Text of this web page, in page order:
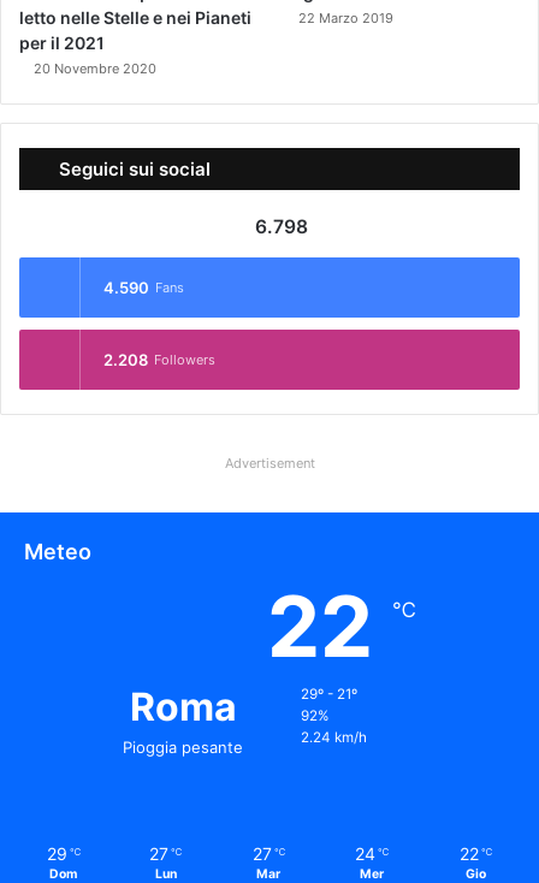
letto nelle Stelle e nei Pianeti
per il 2021
20 Novembre 2020
22 Marzo 2019
Seguici sui social
6.798
4.590 Fans
2.208 Followers
Advertisement
Meteo
Roma
Pioggia pesante
22 ℃
29º - 21º
92%
2.24 km/h
29 ℃
Dom
27 ℃
Lun
27 ℃
Mar
24 ℃
Mer
22 ℃
Gio